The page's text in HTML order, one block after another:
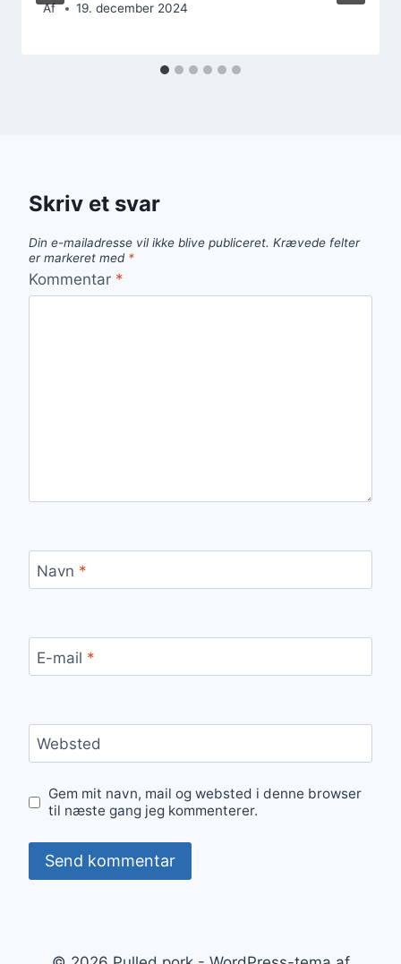
Af 19. december 2024
Skriv et svar
Din e-mailadresse vil ikke blive publiceret. Krævede felter
er markeret med *
Kommentar *
Navn *
E-mail *
Websted
Gem mit navn, mail og websted i denne browser
til næste gang jeg kommenterer.